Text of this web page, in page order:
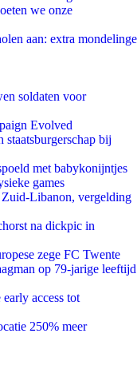
we onze
aan: extra mondelinge
soldaten voor
Evolved
bij
met babykonijntjes
games
Libanon, vergelding
na dickpic in
zege FC Twente
op 79-jarige leeftijd
access tot
250% meer